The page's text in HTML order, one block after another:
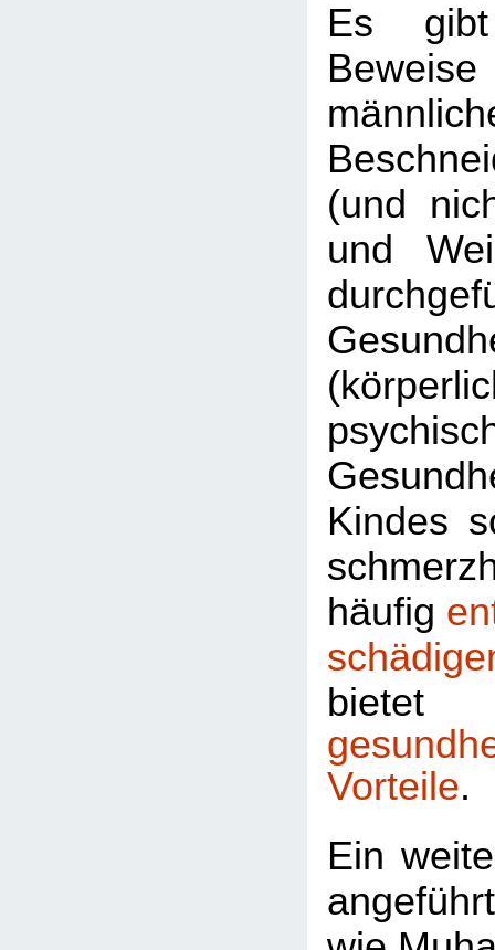
Es gibt
(und
und
Kindes
häufig
Vorteile.
Ein